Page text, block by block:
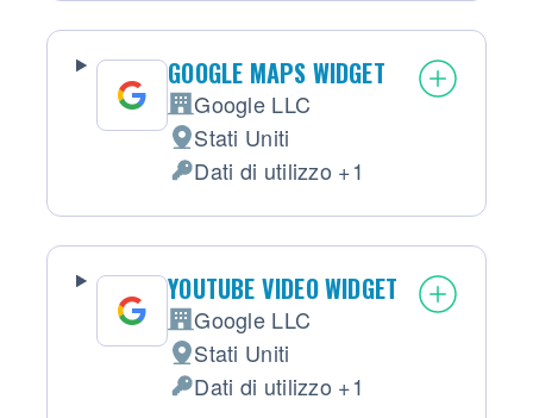
GOOGLE MAPS WIDGET
Azienda:
Google LLC
Luogo del trattamento:
Stati Uniti
Dati Personali trattati:
Dati di utilizzo +1
YOUTUBE VIDEO WIDGET
Azienda:
Google LLC
Luogo del trattamento:
Stati Uniti
Dati Personali trattati:
Dati di utilizzo +1